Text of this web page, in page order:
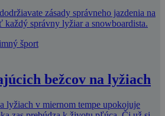
zásady správneho jazdenia na
každý správny lyžiar a snowboardista.
bežcov na lyžiach
lyžiach v miernom tempe upokojuje